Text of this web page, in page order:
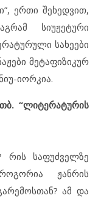
ერთი შეხედვით,
სიუჟეტური
სახეები
მეტაფიზიკურ
იორკია.
“ლიტერატურის
საფუძველზე
ჟანრის
ამ და